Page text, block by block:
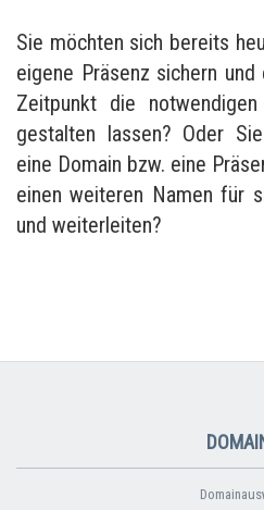
Sie möchten sich bereits
eigene Präsenz sichern
Zeitpunkt die
gestalten lassen? Oder
eine Domain bzw. eine
einen weiteren Namen für
und weiterleiten?